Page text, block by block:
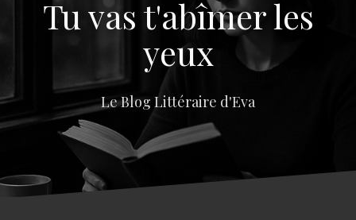
e
Tu vas t'abîmer les
yeux
Le Blog Littéraire d'Eva